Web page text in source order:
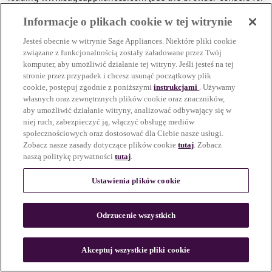
n
Informacje o plikach cookie w tej witrynie
Jesteś obecnie w witrynie Sage Appliances. Niektóre pliki cookie
związane z funkcjonalnością zostały załadowane przez Twój
komputer, aby umożliwić działanie tej witryny. Jeśli jesteś na tej
stronie przez przypadek i chcesz usunąć początkowy plik
cookie, postępuj zgodnie z poniższymiinstrukcjami . Używamy
własnych oraz zewnętrznych plików cookie oraz znaczników,
aby umożliwić działanie witryny, analizować odbywający się w
niej ruch, zabezpieczyć ją, włączyć obsługę mediów
społecznościowych oraz dostosować dla Ciebie nasze usługi.
Zobacz nasze zasady dotyczące plików cookietutaj. Zobacz
naszą politykę prywatnościtutaj.
Ustawienia plików cookie
Odrzucenie wszystkich
Akceptuj wszystkie pliki cookie